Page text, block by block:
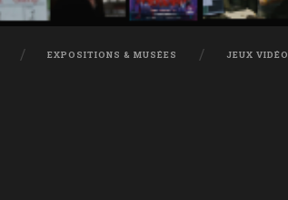
EXPOSITIONS & MUSÉES JEUX VIDÉO